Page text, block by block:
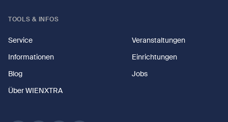
TOOLS & INFOS
Service
Veranstaltungen
Informationen
Einrichtungen
Blog
Jobs
Über WIENXTRA